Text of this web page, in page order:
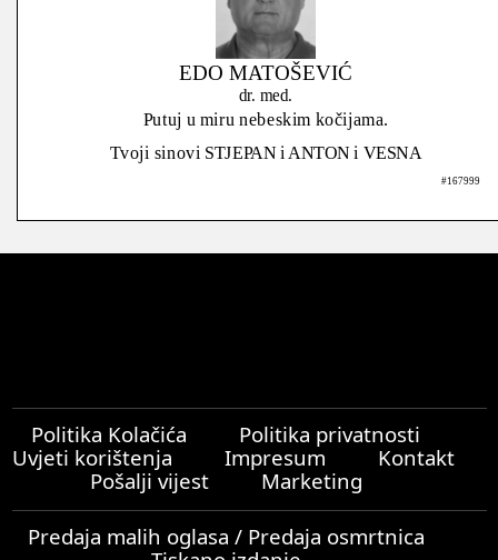
EDO MATOŠEVIĆ
dr. med.
Putuj u miru nebeskim kočijama.
Tvoji sinovi STJEPAN i ANTON i VESNA
#167999
Politika Kolačića
Politika privatnosti
Uvjeti korištenja
Impresum
Kontakt
Pošalji vijest
Marketing
Predaja malih oglasa / Predaja osmrtnica